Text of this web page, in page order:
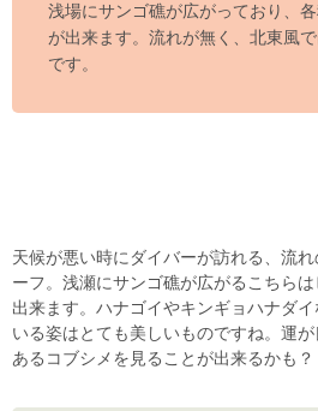
浅場にサンゴ礁が広がっており、
が出来ます。流れが無く、北東風
です。
天候が悪い時にダイバーが訪れる、流
ーフ。浅瀬にサンゴ礁が広がるこちら
出来ます。ハナゴイやキンギョハナダ
いる姿はとても美しいものですね。運
あるコブシメを見ることが出来るかも？